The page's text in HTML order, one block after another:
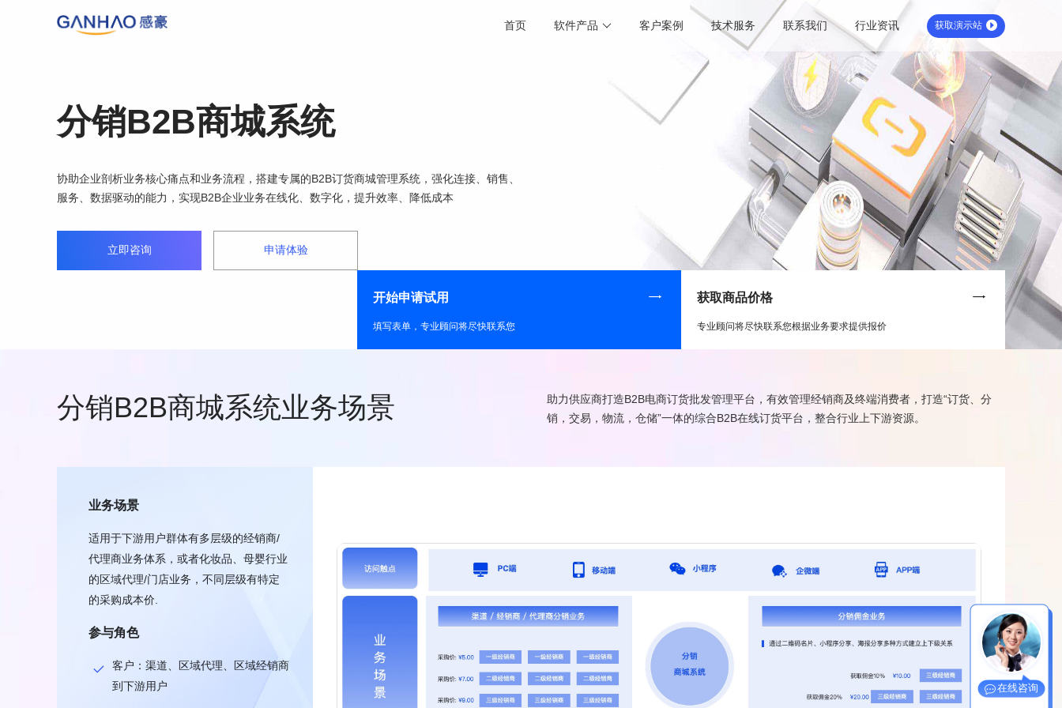
首页 软件产品 客户案例 技术服务 联系我们 行业资讯 获取演示站
在线咨询
分销B2B商城系统
协助企业剖析业务核心痛点和业务流程，搭建专属的B2B订货商城管理系统，强化连接、销售、
服务、数据驱动的能力，实现B2B企业业务在线化、数字化，提升效率、降低成本
立即咨询 申请体验
开始申请试用
填写表单，专业顾问将尽快联系您
获取商品价格
专业顾问将尽快联系您根据业务要求提供报价
分销B2B商城系统业务场景
助力供应商打造B2B电商订货批发管理平台，有效管理经销商及终端消费者，打造“订货、分
销，交易，物流，仓储”一体的综合B2B在线订货平台，整合行业上下游资源。
业务场景
适用于下游用户群体有多层级的经销商/
代理商业务体系，或者化妆品、母婴行业
的区域代理/门店业务，不同层级有特定
的采购成本价.
参与角色
客户：渠道、区域代理、区域经销商
到下游用户